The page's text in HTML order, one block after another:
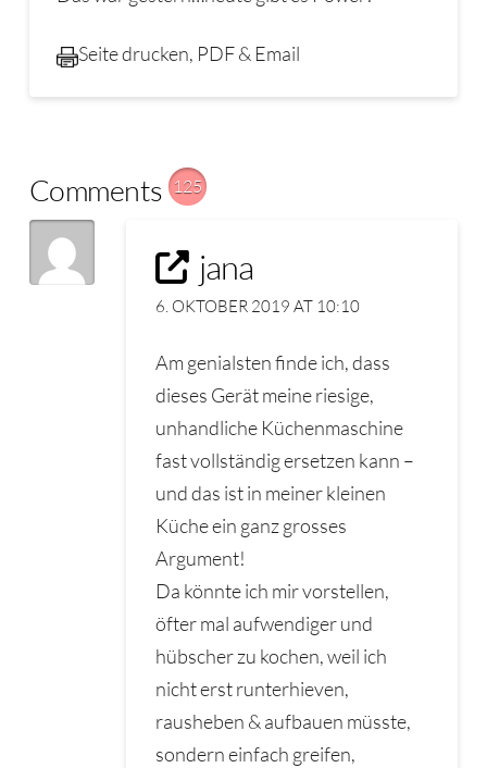
Seite drucken, PDF & Email
Comments 125
jana
6. OKTOBER 2019 AT 10:10
Am genialsten finde ich, dass
dieses Gerät meine riesige,
unhandliche Küchenmaschine
fast vollständig ersetzen kann –
und das ist in meiner kleinen
Küche ein ganz grosses
Argument!
Da könnte ich mir vorstellen,
öfter mal aufwendiger und
hübscher zu kochen, weil ich
nicht erst runterhieven,
rausheben & aufbauen müsste,
sondern einfach greifen,